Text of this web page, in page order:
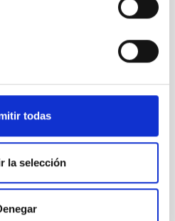
todas
la selección
itinerante “FEDER,